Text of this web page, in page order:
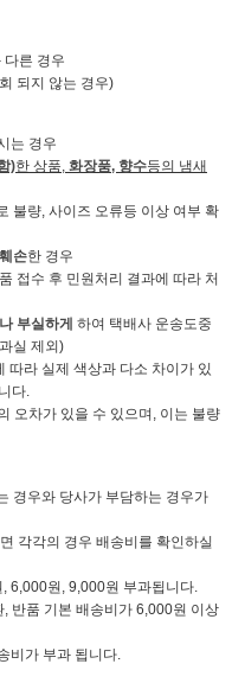
른 경우
되지 않는 경우)
는 경우
)한 상품, 화장품, 향수등의 냄새
불량, 사이즈 오류등 이상 여부 확
손한 경우
접수 후 민원처리 결과에 따라 처
부실하게 하여 택배사 운송도중
실 제외)
라 실제 색상과 다소 차이가 있
다.
오차가 있을 수 있으며, 이는 불량
경우와 당사가 부담하는 경우가
각각의 경우 배송비를 확인하실
6,000원, 9,000원 부과됩니다.
반품 기본 배송비가 6,000원 이상
비가 부과 됩니다.